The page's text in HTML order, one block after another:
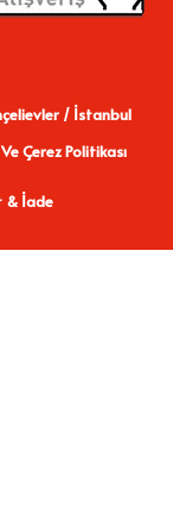
/ İstanbul
Çerez Politikası
& İade